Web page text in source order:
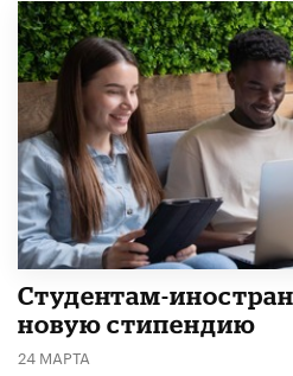
Студентам-
новую стипендию
24 МАРТА